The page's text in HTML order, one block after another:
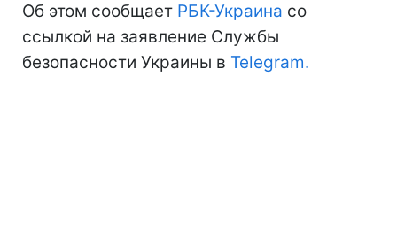
Об этом сообщает РБК-Украина со
ссылкой на заявление Службы
безопасности Украины в Telegram.